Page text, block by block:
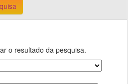
o resultado da pesquisa.